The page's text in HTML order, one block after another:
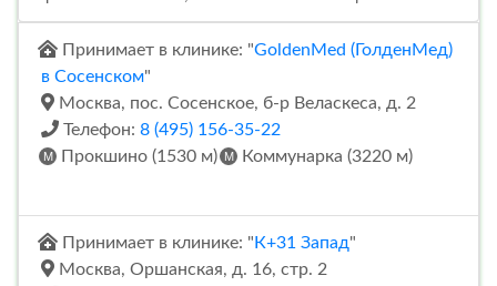
Принимает в клинике: "GoldenMed (ГолденМед)
в Сосенском"
Москва, пос. Сосенское, б-р Веласкеса, д. 2
Телефон: 8 (495) 156-35-22
Прокшино (1530 м)
Коммунарка (3220 м)
Принимает в клинике: " К+31 Запад"
Москва, Оршанская, д. 16, стр. 2